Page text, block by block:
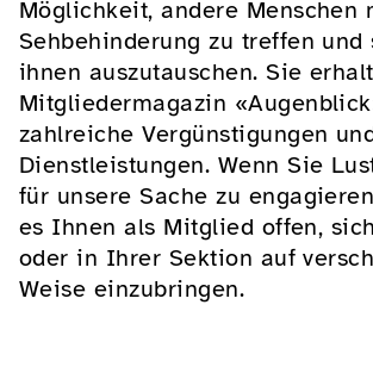
Möglichkeit, andere Menschen
Sehbehinderung zu treffen
ihnen auszutauschen. Sie
Mitgliedermagazin
zahlreiche Vergünstigungen
Dienstleistungen. Wenn Sie
für unsere Sache zu
es Ihnen als Mitglied offen,
oder in Ihrer Sektion auf
Weise einzubringen.